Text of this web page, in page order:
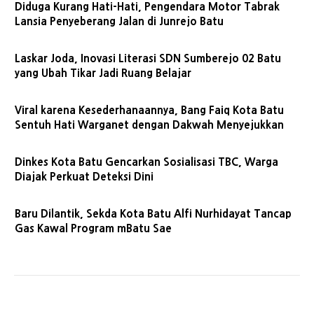
Diduga Kurang Hati-Hati, Pengendara Motor Tabrak
Lansia Penyeberang Jalan di Junrejo Batu
Laskar Joda, Inovasi Literasi SDN Sumberejo 02 Batu
yang Ubah Tikar Jadi Ruang Belajar
Viral karena Kesederhanaannya, Bang Faiq Kota Batu
Sentuh Hati Warganet dengan Dakwah Menyejukkan
Dinkes Kota Batu Gencarkan Sosialisasi TBC, Warga
Diajak Perkuat Deteksi Dini
Baru Dilantik, Sekda Kota Batu Alfi Nurhidayat Tancap
Gas Kawal Program mBatu Sae